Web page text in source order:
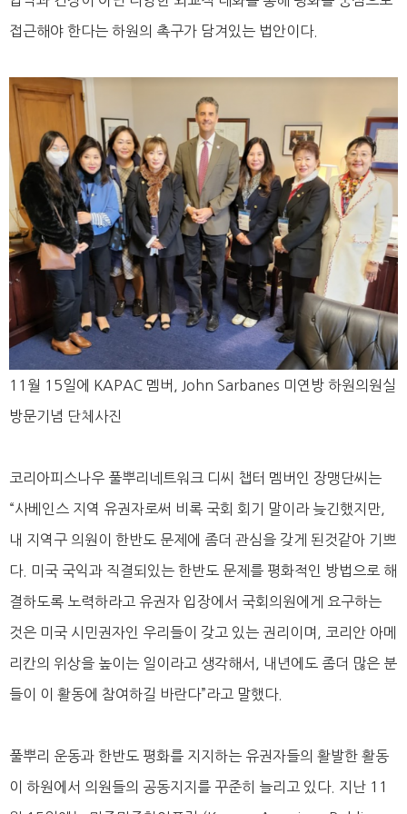
접근해야 한다는 하원의 촉구가 담겨있는 법안이다.
11월 15일에 KAPAC 멤버, John Sarbanes 미연방 하원의원실
방문기념 단체사진
코리아피스나우 풀뿌리네트워크 디씨 챕터 멤버인 장맹단씨는
“사베인스 지역 유권자로써 비록 국회 회기 말이라 늦긴했지만,
내 지역구 의원이 한반도 문제에 좀더 관심을 갖게 된것같아 기쁘
다. 미국 국익과 직결되있는 한반도 문제를 평화적인 방법으로 해
결하도록 노력하라고 유권자 입장에서 국회의원에게 요구하는
것은 미국 시민권자인 우리들이 갖고 있는 권리이며, 코리안 아메
리칸의 위상을 높이는 일이라고 생각해서, 내년에도 좀더 많은 분
들이 이 활동에 참여하길 바란다”라고 말했다.
풀뿌리 운동과 한반도 평화를 지지하는 유권자들의 활발한 활동
이 하원에서 의원들의 공동지지를 꾸준히 늘리고 있다. 지난 11